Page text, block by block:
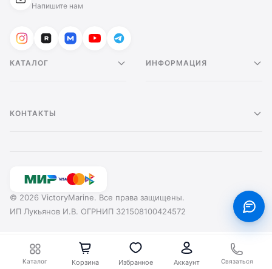
Напишите нам
КАТАЛОГ ИНФОРМАЦИЯ
КОНТАКТЫ
© 2026 VictoryMarine. Все права защищены.
ИП Лукьянов И.В. ОГРНИП 321508100424572
Каталог Корзина Избранное Аккаунт Связаться